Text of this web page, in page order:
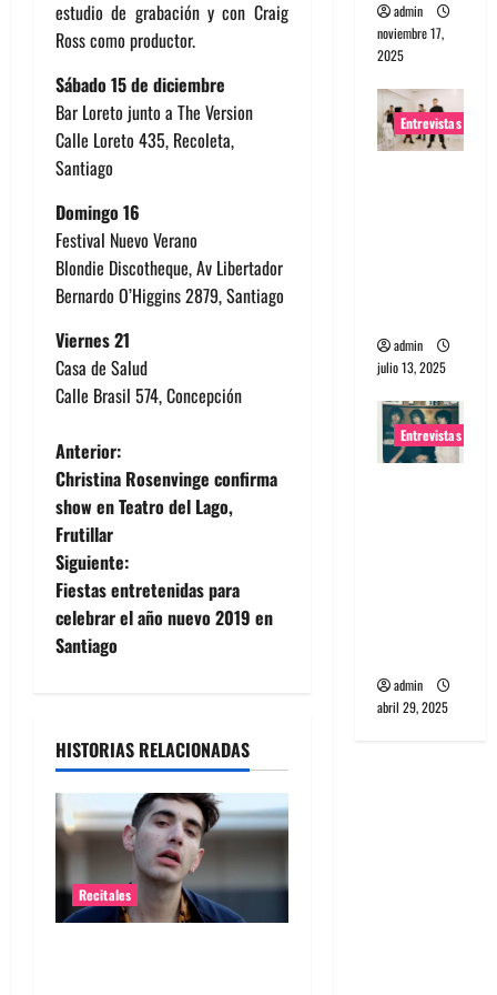
estudio de grabación y con Craig
Ross como productor.
Sábado 15 de diciembre
Bar Loreto junto a The Version
Calle Loreto 435, Recoleta,
Santiago
Domingo 16
Festival Nuevo Verano
Blondie Discotheque, Av Libertador
Bernardo O’Higgins 2879, Santiago
Viernes 21
Casa de Salud
Calle Brasil 574, Concepción
N
a
v
e
g
c
i
ó
n
d
Anterior:
Christina Rosenvinge confirma
show en Teatro del Lago,
Frutillar
Siguiente:
Fiestas entretenidas para
celebrar el año nuevo 2019 en
Santiago
HISTORIAS RELACIONADAS
Recitales
admin
noviembre 17,
2025
Entrevistas
admin
julio 13, 2025
Entrevistas
admin
abril 29, 2025